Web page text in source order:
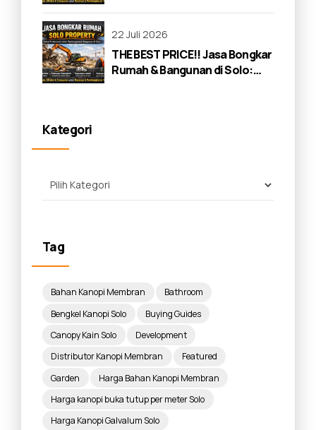
22 Juli 2026
THE BEST PRICE!! Jasa Bongkar
Rumah & Bangunan di Solo:
Kategori
Tag
Bahan Kanopi Membran
Bathroom
Bengkel Kanopi Solo
Buying Guides
Canopy Kain Solo
Development
Distributor Kanopi Membran
Featured
Garden
Harga Bahan Kanopi Membran
Harga kanopi buka tutup per meter Solo
Harga Kanopi Galvalum Solo